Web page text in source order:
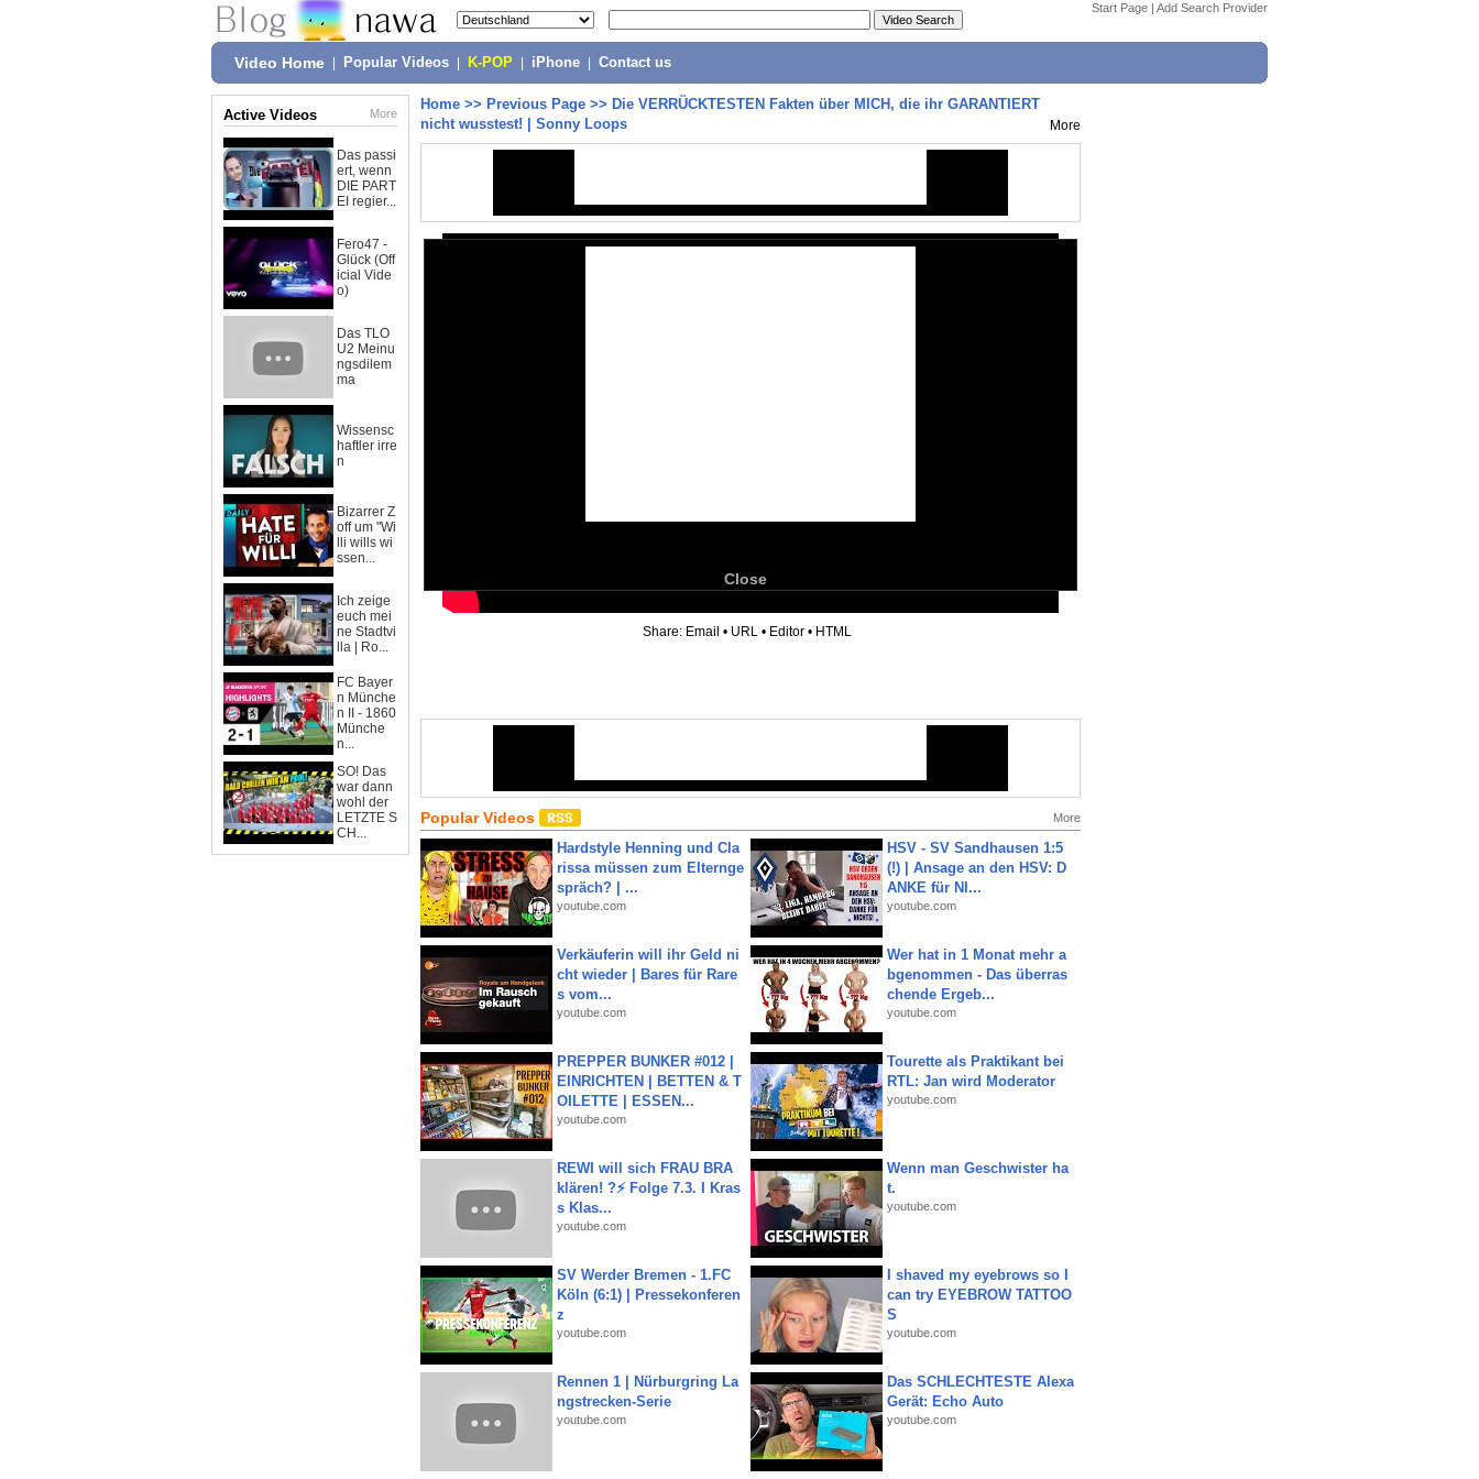
Start Page | Add Search Provider
Video Home Popular Videos K-POP iPhone Contact us
Active Videos More
Das passi
ert, wenn
DIE PART
EI regier...
Fero47 -
Glück (Off
icial Vide
o)
Das TLO
U2 Meinu
ngsdilem
ma
Wissensc
haftler irre
n
Bizarrer Z
off um "Wi
lli wills wi
ssen...
Ich zeige
euch mei
ne Stadtvi
lla | Ro...
FC Bayer
n Münche
n II - 1860
Münche
n...
SO! Das
war dann
wohl der
LETZTE S
CH...
Home >> Previous Page >> Die VERRÜCKTESTEN Fakten über MICH, die ihr GARANTIERT
nicht wusstest! | Sonny Loops
More
Close
Share: Email • URL • Editor • HTML
Popular Videos More
Hardstyle Henning und Cla
rissa müssen zum Elternge
spräch? | ...
youtube.com
HSV - SV Sandhausen 1:5
(!) | Ansage an den HSV: D
ANKE für NI...
youtube.com
Verkäuferin will ihr Geld ni
cht wieder | Bares für Rare
s vom...
youtube.com
Wer hat in 1 Monat mehr a
bgenommen - Das überras
chende Ergeb...
youtube.com
PREPPER BUNKER #012 |
EINRICHTEN | BETTEN & T
OILETTE | ESSEN...
youtube.com
Tourette als Praktikant bei
RTL: Jan wird Moderator
youtube.com
REWI will sich FRAU BRA
klären! ?⚡️ Folge 7.3. I Kras
s Klas...
youtube.com
Wenn man Geschwister ha
t.
youtube.com
SV Werder Bremen - 1.FC
Köln (6:1) | Pressekonferen
z
youtube.com
I shaved my eyebrows so I
can try EYEBROW TATTOO
S
youtube.com
Rennen 1 | Nürburgring La
ngstrecken-Serie
youtube.com
Das SCHLECHTESTE Alexa
Gerät: Echo Auto
youtube.com